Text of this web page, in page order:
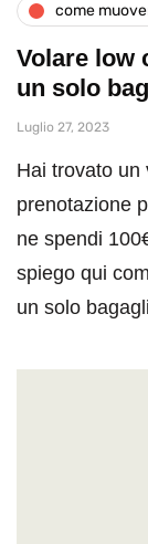
come
Volare low
un solo
Luglio 27, 2023
Hai trovato un
prenotazione
ne spendi
spiego qui
un solo